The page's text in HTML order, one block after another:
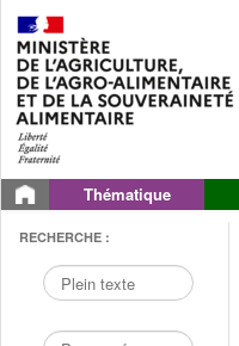
Thématique
RECHERCHE :